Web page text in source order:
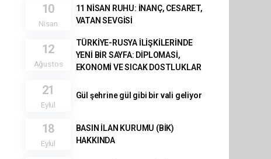
10
Nisan
11 NİSAN RUHU: İNANÇ, CESARET,
VATAN SEVGİSİ
12
Ağustos
TÜRKİYE-RUSYA İLİŞKİLERİNDE
YENİ BİR SAYFA: DİPLOMASİ,
EKONOMİ VE SICAK DOSTLUKLAR
21
Eylül
Gül şehrine gül gibi bir vali geliyor
18
Eylül
BASIN İLAN KURUMU (BİK)
HAKKINDA